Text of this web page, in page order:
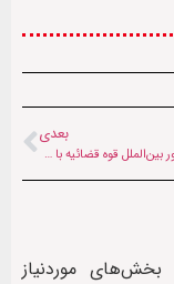
بعدی
دیدار معاون امور بین‌الملل قوه قضائیه با وزیر امور خارجه طالبان
بخش‌های موردنیاز